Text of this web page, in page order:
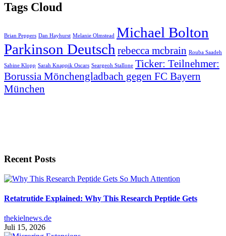
Tags Cloud
Brian Peppers Dan Hayhurst Melanie Olmstead Michael Bolton
Parkinson Deutsch rebecca mcbrain Rouba Saadeh
Sabine Klopp Sarah Knappik Oscars Seargeoh Stallone Ticker: Teilnehmer:
Borussia Mönchengladbach gegen FC Bayern
München
Recent Posts
Retatrutide Explained: Why This Research Peptide Gets
thekielnews.de
Juli 15, 2026